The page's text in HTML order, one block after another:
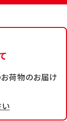
荷物のお届け